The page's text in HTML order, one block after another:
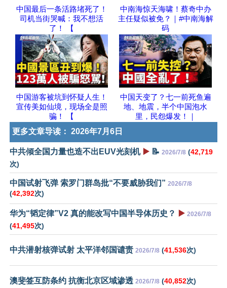
中国最后一条活路堵死了！
司机当街哭喊：我不想活
了！ 【
中南海惊天海啸！蔡奇中办
主任疑似被免？｜#中南海解
码
中国游客被坑到怀疑人生！
宣传美如仙境，现场全是照
骗！ 【
中国天变了？七一前死鱼遍
地、地震，半个中国泡水
里，民怨爆发！｜
更多文章导读： 2026年7月6日
中共倾全国力量也造不出EUV光刻机 ▶️ 📝 2026/7/8 (42,719
次)
中国试射飞弹 索罗门群岛批“不要威胁我们” 2026/7/8
(42,392次)
华为“韬定律”V2 真的能改写中国半导体历史？ ▶️ 2026/7/8
(41,495次)
中共潜射核弹试射 太平洋邻国谴责 2026/7/8 (41,536次)
澳斐签互防条约 抗衡北京区域渗透 2026/7/8 (40,852次)